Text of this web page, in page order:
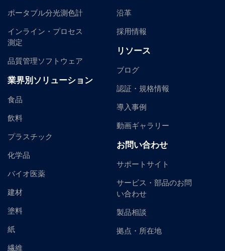
ポータブル分光測色計
インライン・プロセス
測定
品質管理ソフトウェア
業界別ソリューション
食品
飲料
プラスチック
化学品
バイオ医薬
建材
塗料
紙
繊維
沿革
採用情報
リソース
ブログ
認証・規格情報
導入事例
動画ギャラリー
お問い合わせ
サポートサイト
サービス・部品のお問
い合わせ
製品相談
拠点・所在地